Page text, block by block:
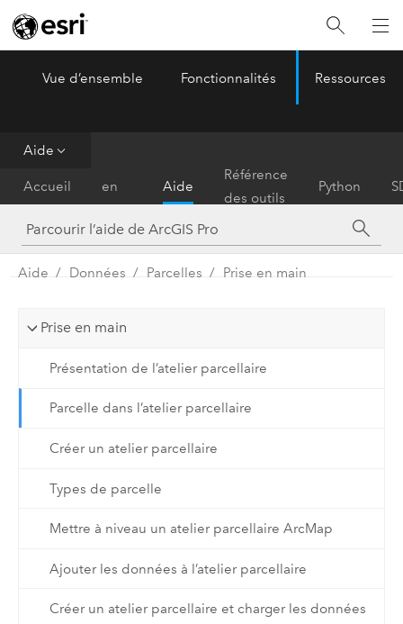
ArcGIS Pro
Vue d’ensemble Fonctionnalités Ressources
Aide
Accueil
en
main
Aide
Référence
des outils
Python
Aide Données Parcelles Prise en main
Prise en main
Présentation de l’atelier parcellaire
Parcelle dans l’atelier parcellaire
Créer un atelier parcellaire
Types de parcelle
Mettre à niveau un atelier parcellaire ArcMap
Ajouter les données à l’atelier parcellaire
Créer un atelier parcellaire et charger les données